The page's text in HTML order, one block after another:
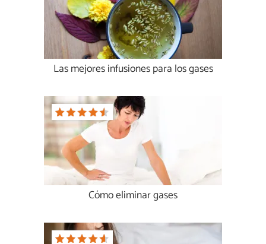
Las mejores infusiones para los gases
Cómo eliminar gases